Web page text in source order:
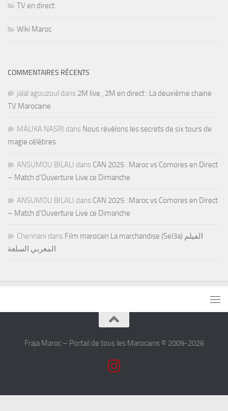
TV en direct
Wiki Maroc
COMMENTAIRES RÉCENTS
jalal agouzoul dans 2M live , 2M en direct : La deuxième chaine
TV Marocaine
MALIKA NASRI dans Nous révélons les secrets de six tours de
magie célèbres
ANSUMOU BILALI dans CAN 2025 : Maroc vs Comores en Direct
– Match d’Ouverture Live ce Dimanche
ANSUMOU BILALI dans CAN 2025 : Maroc vs Comores en Direct
– Match d’Ouverture Live ce Dimanche
Chennani dans Film marocain La marchandise (Sel3a) الفيلم
المغربي السلعة
Fraja Maroc – Portail de tous les Marocains © 2009-2026